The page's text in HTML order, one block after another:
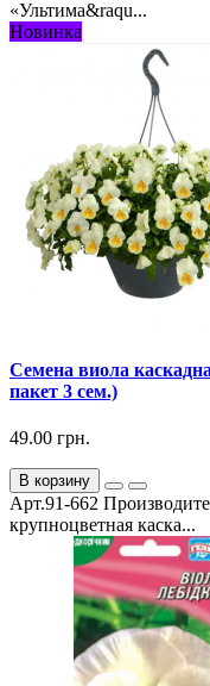
«Ультима&raqu...
Новинка
Семена виола
пакет 3 сем.)
49.00 грн.
В корзину
Арт.91-662
крупноцветная каска...